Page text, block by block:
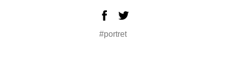
#portret